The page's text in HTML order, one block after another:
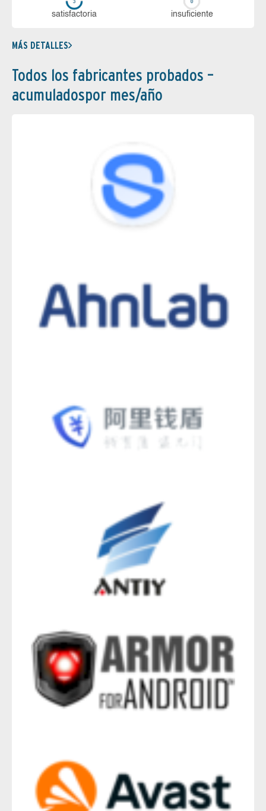
sa­tis­fac­to­ria in­su­fi­cien­te
MÁS DETALLES
Todos los fabricantes probados –
acumuladospor mes/año